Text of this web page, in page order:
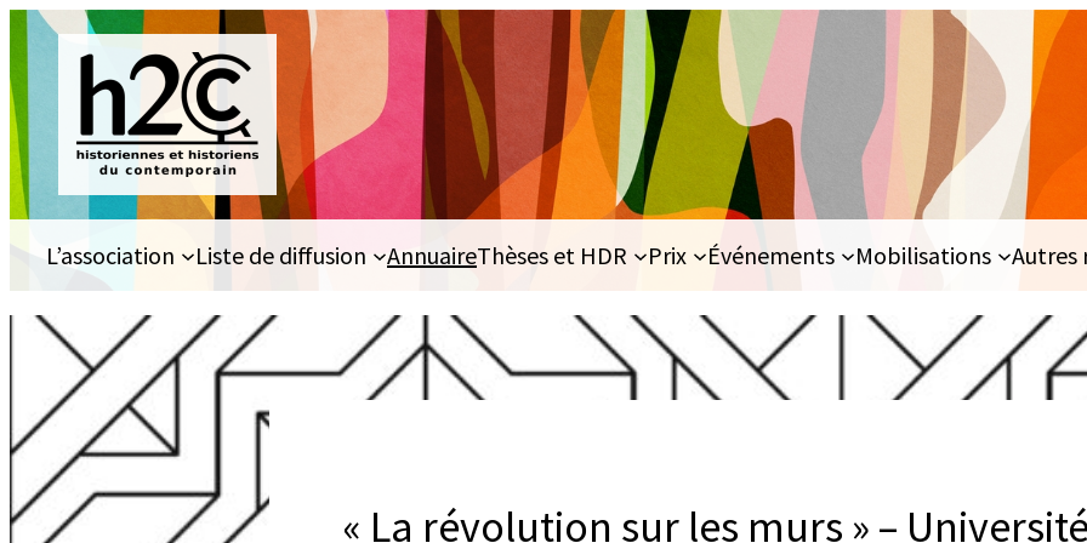
Aller
au
contenu
L’association Liste de diffusion AnnuaireThèses et HDR Prix Événements Mobilisations Autres
« La révolution sur les murs » –